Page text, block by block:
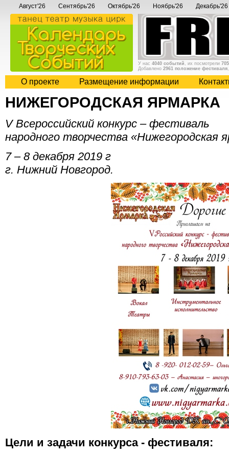
Август'26 Сентябрь'26 Октябрь'26 Ноябрь'26 Декабрь'26
У нас 4040 событий , их посмотрели
Добавлено 2961 положение фестиваля
О проекте Размещение информации
НИЖЕГОРОДСКАЯ ЯРМАРКА
V Всероссийский конкурс – фестиваль
народного творчества «Нижегородская
7 – 8 декабря 2019 г
г. Нижний Новгород.
Цели и задачи конкурса - фестиваля: